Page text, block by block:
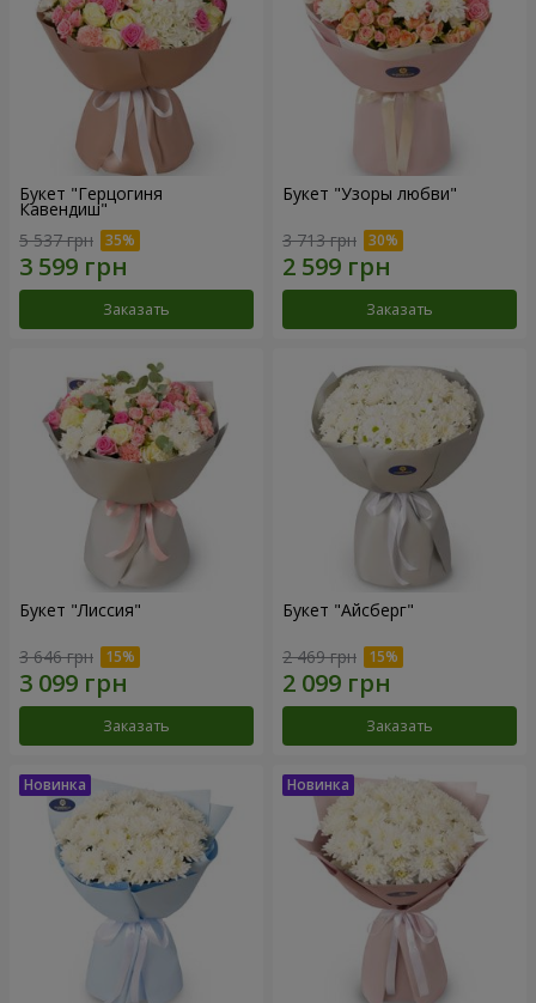
Букет "Герцогиня
Кавендиш"
5 537 грн
Заказать
Букет "Узоры любви"
3 713 грн
Заказать
Букет "Лиссия"
3 646 грн
Заказать
Букет "Айсберг"
2 469 грн
Заказать